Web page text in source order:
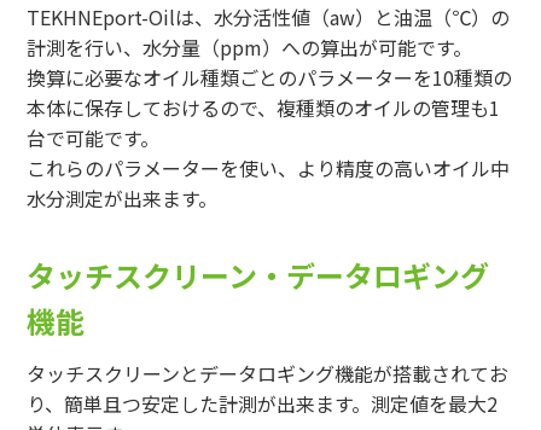
TEKHNEport-Oilは、水分活性値（aw）と油温（℃）の
計測を行い、水分量（ppm）への算出が可能です。
換算に必要なオイル種類ごとのパラメーターを10種類の
本体に保存しておけるので、複種類のオイルの管理も1
台で可能です。
これらのパラメーターを使い、より精度の高いオイル中
水分測定が出来ます。
タッチスクリーン・データロギング
機能
タッチスクリーンとデータロギング機能が搭載されてお
り、簡単且つ安定した計測が出来ます。測定値を最大2